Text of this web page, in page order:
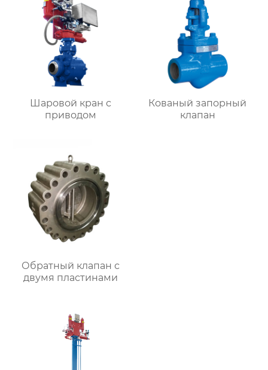
Шаровой кран с
приводом
Кованый запорный
клапан
Обратный клапан с
двумя пластинами